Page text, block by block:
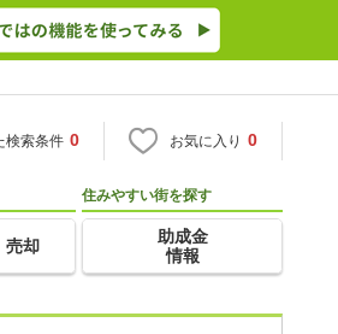
検索条件 0 お気に入り 0
売却
住みやすい街を探す
助成金
情報